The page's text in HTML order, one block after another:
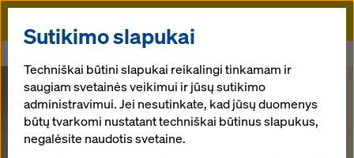
Doka
Karjera užsienyje? Taip!
Sutikimo slapukai
Techniškai būtini slapukai reikalingi tinkamam ir
saugiam svetainės veikimui ir jūsų sutikimo
administravimui. Jei nesutinkate, kad jūsų duomenys
būtų tvarkomi nustatant techniškai būtinus slapukus,
negalėsite naudotis svetaine.